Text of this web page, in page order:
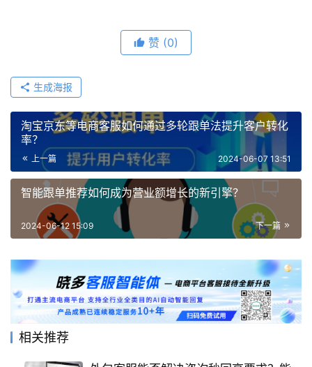
赞 (0)
生成海报
淘宝京东等电商客服如何通过多轮跟单法提升客户转化
率？
上一篇 2024-06-07 13:51
智能跟单推荐如何成为营业额增长的新引擎？
下一篇
2024-06-12 15:09
相关推荐